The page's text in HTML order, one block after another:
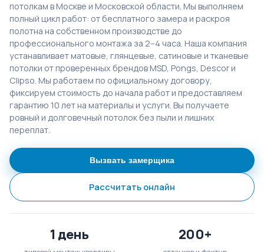
потолкам в Москве и Московской области. Мы выполняем
полный цикл работ: от бесплатного замера и раскроя
полотна на собственном производстве до
профессионального монтажа за 2–4 часа. Наша компания
устанавливает матовые, глянцевые, сатиновые и тканевые
потолки от проверенных брендов MSD, Pongs, Descor и
Clipso. Мы работаем по официальному договору,
фиксируем стоимость до начала работ и предоставляем
гарантию 10 лет на материалы и услуги. Вы получаете
ровный и долговечный потолок без пыли и лишних
переплат.
Вызвать замерщика
Рассчитать онлайн
1 день 200+